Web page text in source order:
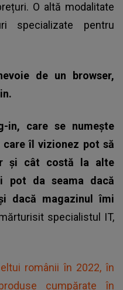
O altă modalitate
specializate pentru
de un browser,
in, care se numește
care îl vizionez pot să
și cât costă la alte
pot da seama dacă
dacă magazinul îmi
specialistul IT,
românii în 2022, în
cumpărate în